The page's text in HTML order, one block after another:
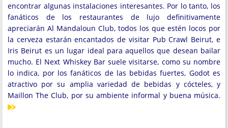
encontrar algunas instalaciones interesantes. Por lo tanto, los
fanáticos de los restaurantes de lujo definitivamente
apreciarán Al Mandaloun Club, todos los que estén locos por
la cerveza estarán encantados de visitar Pub Crawl Beirut, e
Iris Beirut es un lugar ideal para aquellos que desean bailar
mucho. El Next Whiskey Bar suele visitarse, como su nombre
lo indica, por los fanáticos de las bebidas fuertes, Godot es
atractivo por su amplia variedad de bebidas y cócteles, y
Maillon The Club, por su ambiente informal y buena música.